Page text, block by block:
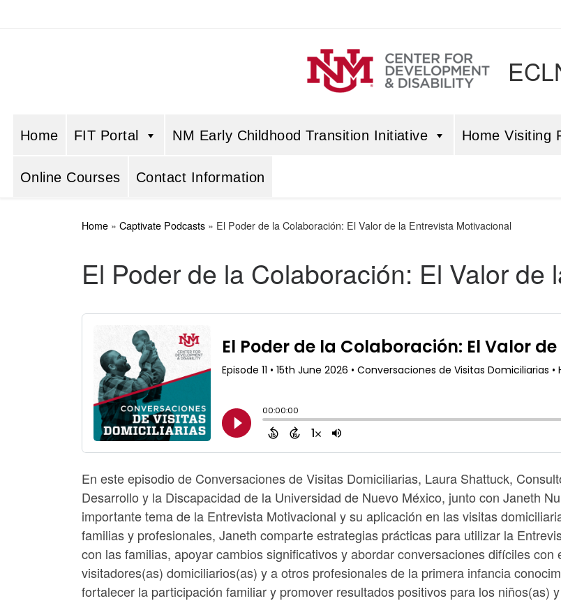
Home FIT Portal NM Early Childhood Transition Initiative Home Visiting
Online Courses Contact Information
Home » Captivate Podcasts » El Poder de la Colaboración: El Valor de la Entrevista Motivacional
El Poder de la Colaboración: El Valor de
En este episodio de Conversaciones de Visitas Domiciliarias, Laura Shattuck,
Desarrollo y la Discapacidad de la Universidad de Nuevo México, junto con Janeth
importante tema de la Entrevista Motivacional y su aplicación en las visitas
familias y profesionales, Janeth comparte estrategias prácticas para utilizar la
con las familias, apoyar cambios significativos y abordar conversaciones difíciles
visitadores(as) domiciliarios(as) y a otros profesionales de la primera infancia
fortalecer la participación familiar y promover resultados positivos para los niños(as)